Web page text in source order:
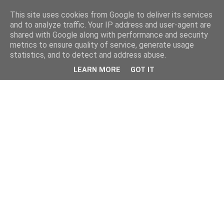
This site uses cookies from Google to deliver its services
and to analyze traffic. Your IP address and user-agent are
shared with Google along with performance and security
metrics to ensure quality of service, generate usage
statistics, and to detect and address abuse.
LEARN MORE GOT IT